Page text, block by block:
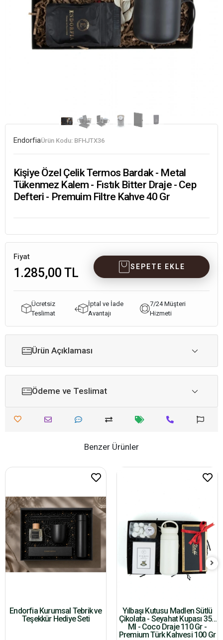
EndorfiaÜrün Kodu: BFHJTX36
Kişiye Özel Çelik Termos Bardak - Metal
Tükenmez Kalem - Fıstık Bitter Draje - Cep
Defteri - Premuim Filtre Kahve 40 Gr
Fiyat
1.285,00 TL SEPETE EKLE
Ücretsiz
Teslimat
İptal ve İade
Avantajı
7/24 Müşteri
Hizmeti
Ürün Açıklaması
Ödeme ve Teslimat
Benzer Ürünler
Endorfia Kurumsal Tebrik ve
Teşekkür Hediye Seti
Yılbaşı Kutusu Madlen Sütlü
Çikolata - Seyahat Kupası 350
Ml - Coco Draje 110 Gr -
Premium Türk Kahvesi 100 Gr